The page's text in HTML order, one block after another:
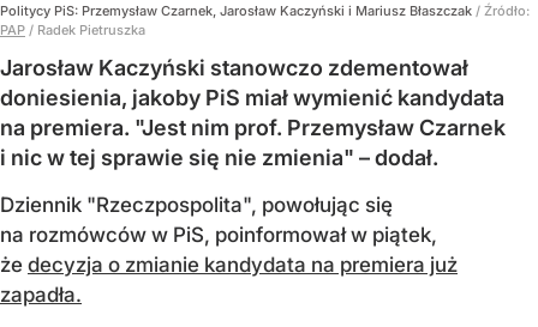
Politycy PiS: Przemysław Czarnek, Jarosław Kaczyński i Mariusz Błaszczak / Źródło:
PAP / Radek Pietruszka
Jarosław Kaczyński stanowczo zdementował
doniesienia, jakoby PiS miał wymienić kandydata
na premiera. "Jest nim prof. Przemysław Czarnek
i nic w tej sprawie się nie zmienia" – dodał.
Dziennik "Rzeczpospolita", powołując się
na rozmówców w PiS, poinformował w piątek,
że decyzja o zmianie kandydata na premiera już
zapadła.